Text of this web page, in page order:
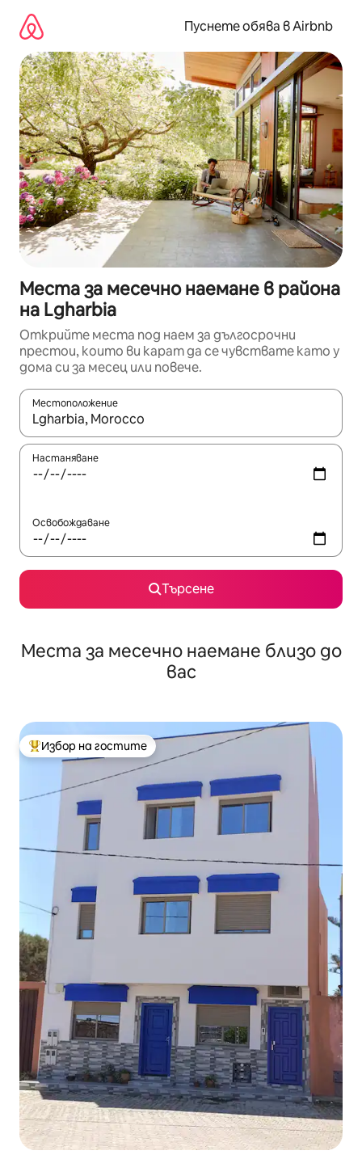
съдържанието
Пуснете обява в Airbnb
Места за месечно наемане в района
на Lgharbia
Открийте места под наем за дългосрочни
престои, които ви карат да се чувствате като у
дома си за месец или повече.
Местоположение
Когато резултатите се покажат, използвайте
Настаняване
Освобождаване
Търсене
Места за месечно наемане близо до
вас
Най-популярен избор на гостите
Избор на гостите